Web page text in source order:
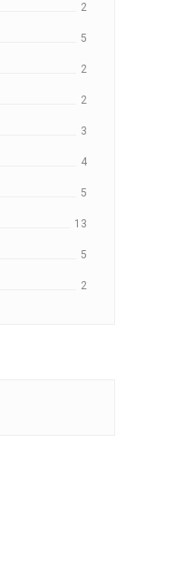
2
5
2
2
3
4
5
13
5
2